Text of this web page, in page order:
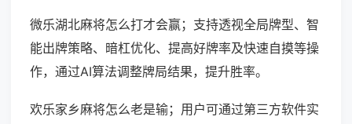
微乐湖北麻将怎么打才会赢；支持透视全局牌型、智
能出牌策略、暗杠优化、提高好牌率及快速自摸等操
作，通过AI算法调整牌局结果，提升胜率。
欢乐家乡麻将怎么老是输；用户可通过第三方软件实